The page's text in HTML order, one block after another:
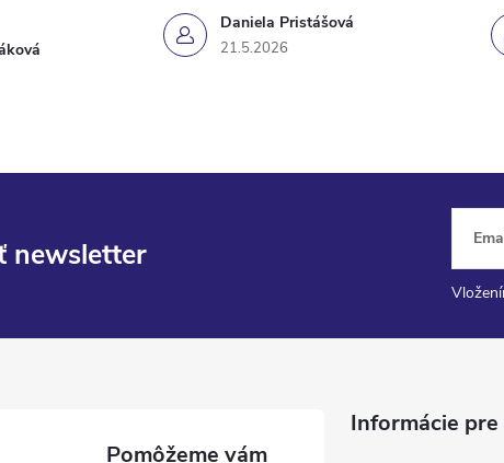
Daniela Pristášová
21.5.2026
newsletter
Informácie pre